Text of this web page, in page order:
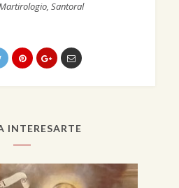
,Santoral
INTERESARTE